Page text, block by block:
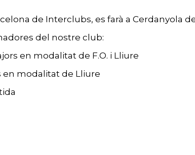
de Interclubs, es farà a Cerdanyola
del nostre club:
en modalitat de F.O. i Lliure
modalitat de Lliure